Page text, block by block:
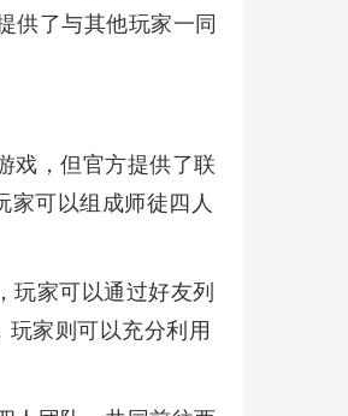
供了与其他玩家一同
戏，但官方提供了联
可以组成师徒四人
玩家可以通过好友列
家则可以充分利用